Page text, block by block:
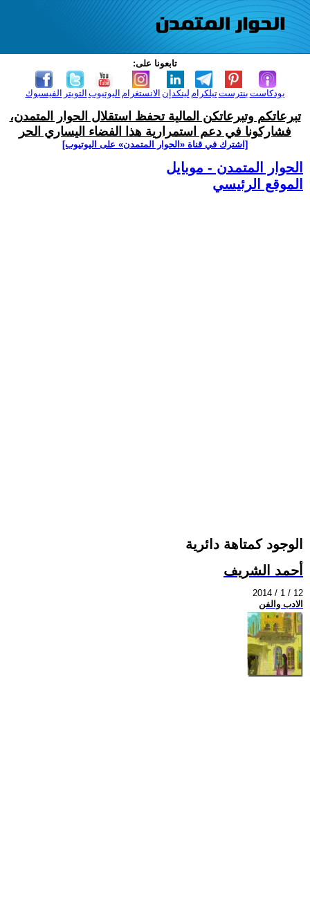
تابعونا على:
الفيسبوك التويتر اليوتيوب الانستغرام لينكدإن تيلكرامبنترست بودكاست
تبرعاتكم وتبرعاتكن المالية تحفظ استقلال الحوار المتمدن،
فشاركونا في دعم استمرارية هذا الفضاء اليساري الحر
[اشترك في قناة ‫«الحوار المتمدن» على اليوتيوب]
الحوار المتمدن - موبايل
الموقع الرئيسي
الوجود كمتاهة دائرية
أحمد الشريف
2014 / 1 / 12
الادب والفن